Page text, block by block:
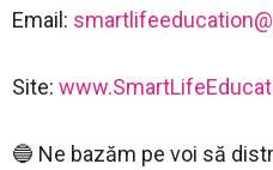
Email:
Site:
🔵 Ne bazăm pe voi să